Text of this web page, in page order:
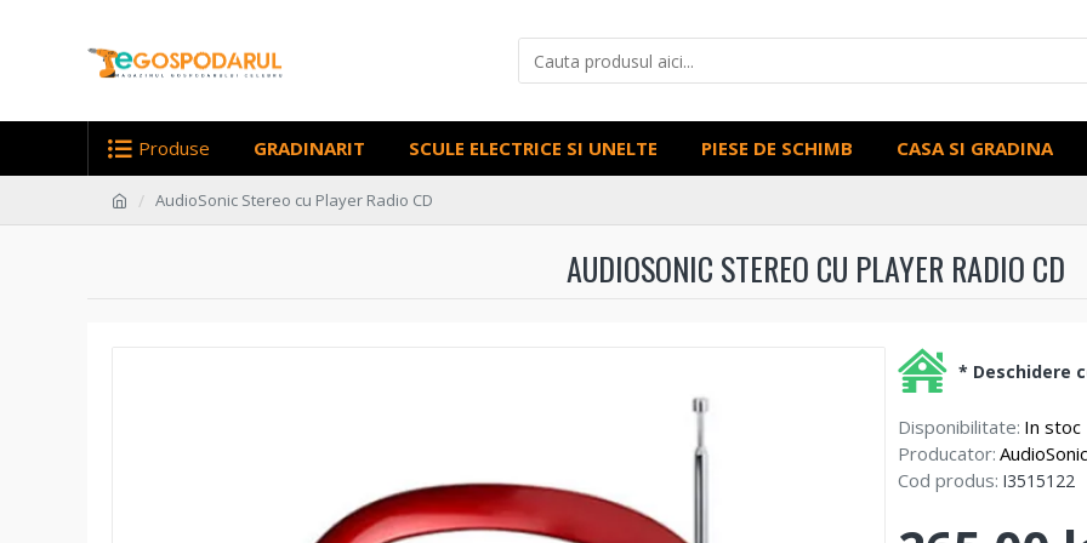
Produse GRADINARIT SCULE ELECTRICE SI UNELTE PIESE DE SCHIMB CASA SI GRADINA
AudioSonic Stereo cu Player Radio CD
AUDIOSONIC STEREO CU PLAYER RADIO CD
Disponibilitate: In stoc
Producator: AudioSonic
Cod produs: I3515122
* Deschidere